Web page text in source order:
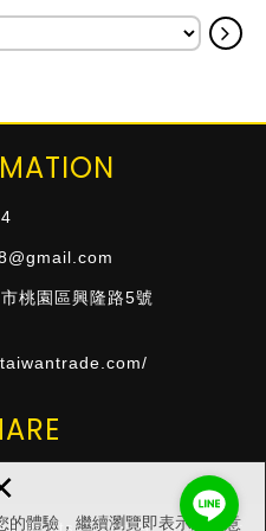
的體驗，繼續瀏覽即表示您同意
桃園區興隆路5號